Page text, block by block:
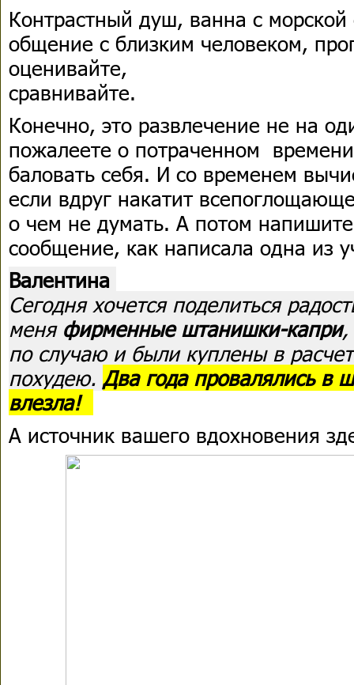
Контрастный душ, ванна с
общение с близким человеком,
оценивайте,
сравнивайте.
Конечно, это развлечение не на
пожалеете о потраченном
баловать себя. И со временем
если вдруг накатит
о чем не думать. А потом
сообщение, как написала одна из
Валентина
Сегодня хочется поделиться
меня фирменные штанишки-капри,
по случаю и были куплены в
похудею. Два года провалялись в
влезла!
А источник вашего вдохновения